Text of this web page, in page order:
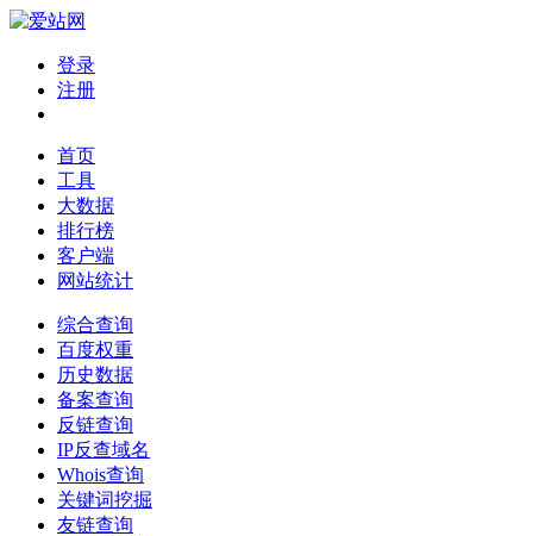
登录
注册
首页
工具
大数据
排行榜
客户端
网站统计
综合查询
百度权重
历史数据
备案查询
反链查询
IP反查域名
Whois查询
关键词挖掘
友链查询